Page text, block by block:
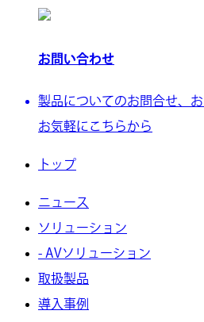
お問い合わせ
製品についてのお問合せ、
お気軽にこちらから
トップ
ニュース
ソリューション
- AVソリューション
取扱製品
導入事例